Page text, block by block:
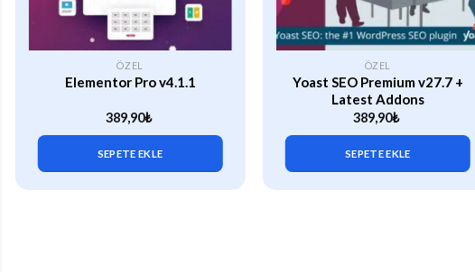
ÖZEL
Elementor Pro v4.1.1
389,90₺
SEPETE EKLE
ÖZEL
Yoast SEO Premium v27.7 +
Latest Addons
389,90₺
SEPETE EKLE